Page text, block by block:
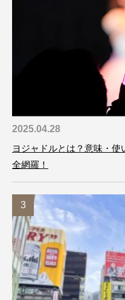
2025.04.28
ヨジャドルとは？意味・
全網羅！